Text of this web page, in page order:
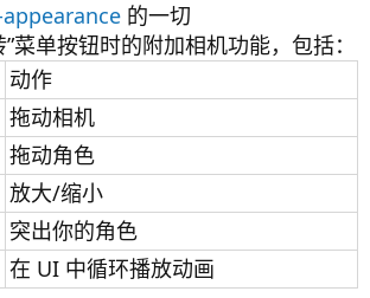
的一切
菜单按钮时的附加相机功能，包括：
动作
拖动相机
拖动角色
放大/缩小
突出你的角色
在 UI 中循环播放动画